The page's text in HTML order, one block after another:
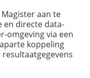
aan te
en directe data-
omgeving via een
koppeling